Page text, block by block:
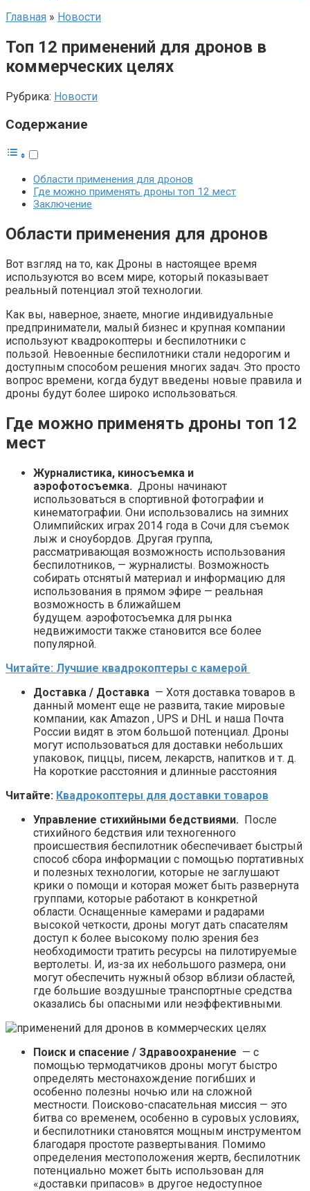
Главная » Новости
Топ 12 применений для дронов в
коммерческих целях
Рубрика: Новости
Содержание
Области применения для дронов
Где можно применять дроны топ 12 мест
Заключение
Области применения для дронов
Вот взгляд на то, как Дроны в настоящее время
используются во всем мире, который показывает
реальный потенциал этой технологии.
Как вы, наверное, знаете, многие индивидуальные
предприниматели, малый бизнес и крупная компании
используют квадрокоптеры и беспилотники с
пользой. Невоенные беспилотники стали недорогим и
доступным способом решения многих задач. Это просто
вопрос времени, когда будут введены новые правила и
дроны будут более широко использоваться.
Где можно применять дроны топ 12
мест
Журналистика, киносъемка и
аэрофотосъемка. Дроны начинают
использоваться в спортивной фотографии и
кинематографии. Они использовались на зимних
Олимпийских играх 2014 года в Сочи для съемок
лыж и сноубордов. Другая группа,
рассматривающая возможность использования
беспилотников, — журналисты. Возможность
собирать отснятый материал и информацию для
использования в прямом эфире — реальная
возможность в ближайшем
будущем. аэрофотосъемка для рынка
недвижимости также становится все более
популярной.
Читайте: Лучшие квадрокоптеры с камерой
Доставка / Доставка — Хотя доставка товаров в
данный момент еще не развита, такие мировые
компании, как Amazon , UPS и DHL и наша Почта
России видят в этом большой потенциал. Дроны
могут использоваться для доставки небольших
упаковок, пиццы, писем, лекарств, напитков и т. д.
На короткие расстояния и длинные расстояния
Читайте: Квадрокоптеры для доставки товаров
Управление стихийными бедствиями. После
стихийного бедствия или техногенного
происшествия беспилотник обеспечивает быстрый
способ сбора информации с помощью портативных
и полезных технологии, которые не заглушают
крики о помощи и которая может быть развернута
группами, которые работают в конкретной
области. Оснащенные камерами и радарами
высокой четкости, дроны могут дать спасателям
доступ к более высокому полю зрения без
необходимости тратить ресурсы на пилотируемые
вертолеты. И, из-за их небольшого размера, они
могут обеспечить нужный обзор вблизи областей,
где большие воздушные транспортные средства
оказались бы опасными или неэффективными.
Поиск и спасение / Здравоохранение — с
помощью термодатчиков дроны могут быстро
определять местонахождение погибших и
особенно полезны ночью или на сложной
местности. Поисково-спасательная миссия — это
битва со временем, особенно в суровых условиях,
и беспилотники становятся мощным инструментом
благодаря простоте развертывания. Помимо
определения местоположения жертв, беспилотник
потенциально может быть использован для
«доставки припасов» в другое недоступное